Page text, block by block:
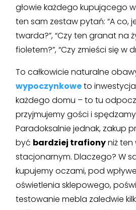
głowie każdego kupującego
ten sam zestaw pytań: “A co,
twarda?”, “Czy ten granat na
fioletem?”, “Czy zmieści się w
To całkowicie naturalne
wypoczynkoweto
każdego domu – to tu
przyjmujemy gości i
Paradoksalnie jednak, zakup
być bardziej trafionyniż ten
stacjonarnym. Dlaczego? W
kupujemy oczami, pod
oświetlenia sklepowego,
testowanie mebla zaledwie